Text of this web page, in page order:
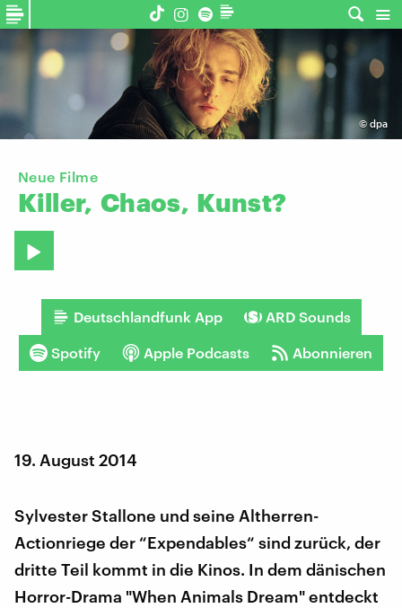
© dpa
Neue Filme
Killer, Chaos, Kunst?
Deutschlandfunk App ARD Sounds
Spotify Apple Podcasts Abonnieren
19. August 2014
Sylvester Stallone und seine Altherren-
Actionriege der “Expendables“ sind zurück, der
dritte Teil kommt in die Kinos. In dem dänischen
Horror-Drama "When Animals Dream" entdeckt